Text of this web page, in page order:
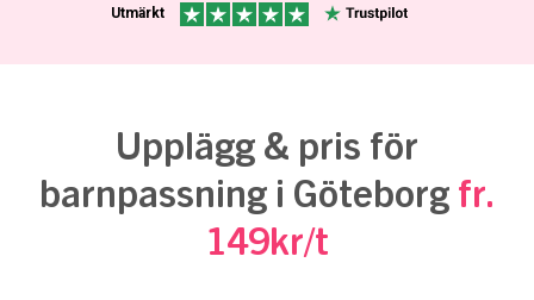
Utmärkt
Upplägg & pris för
barnpassning i Göteborg fr.
149kr/t